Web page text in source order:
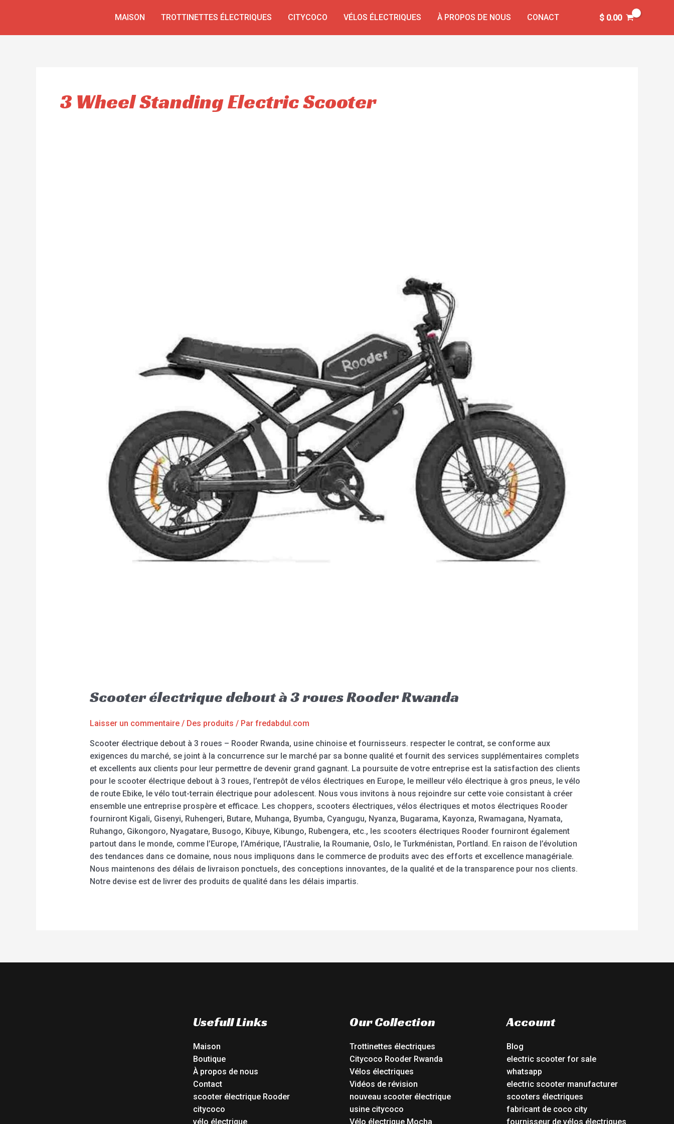
MAISON TROTTINETTES ÉLECTRIQUES CITYCOCO VÉLOS ÉLECTRIQUES À PROPOS DE NOUS CONACT $0.00
3 Wheel Standing Electric Scooter
Scooter électrique debout à 3 roues Rooder Rwanda
Laisser un commentaire / Des produits / Par fredabdul.com
Scooter électrique debout à 3 roues – Rooder Rwanda, usine chinoise et fournisseurs. respecter le contrat, se conforme aux
exigences du marché, se joint à la concurrence sur le marché par sa bonne qualité et fournit des services supplémentaires complets
et excellents aux clients pour leur permettre de devenir grand gagnant. La poursuite de votre entreprise est la satisfaction des clients
pour le scooter électrique debout à 3 roues, l’entrepôt de vélos électriques en Europe, le meilleur vélo électrique à gros pneus, le vélo
de route Ebike, le vélo tout-terrain électrique pour adolescent. Nous vous invitons à nous rejoindre sur cette voie consistant à créer
ensemble une entreprise prospère et efficace. Les choppers, scooters électriques, vélos électriques et motos électriques Rooder
fourniront Kigali, Gisenyi, Ruhengeri, Butare, Muhanga, Byumba, Cyangugu, Nyanza, Bugarama, Kayonza, Rwamagana, Nyamata,
Ruhango, Gikongoro, Nyagatare, Busogo, Kibuye, Kibungo, Rubengera, etc., les scooters électriques Rooder fourniront également
partout dans le monde, comme l’Europe, l’Amérique, l’Australie, la Roumanie, Oslo, le Turkménistan, Portland. En raison de l’évolution
des tendances dans ce domaine, nous nous impliquons dans le commerce de produits avec des efforts et excellence managériale.
Nous maintenons des délais de livraison ponctuels, des conceptions innovantes, de la qualité et de la transparence pour nos clients.
Notre devise est de livrer des produits de qualité dans les délais impartis.
Usefull Links
Maison
Boutique
À propos de nous
Contact
scooter électrique Rooder
citycoco
vélo électrique
Our Collection
Trottinettes électriques
Citycoco Rooder Rwanda
Vélos électriques
Vidéos de révision
nouveau scooter électrique
usine citycoco
Vélo électrique Mocha
Account
Blog
electric scooter for sale
whatsapp
electric scooter manufacturer
scooters électriques
fabricant de coco city
fournisseur de vélos électriques